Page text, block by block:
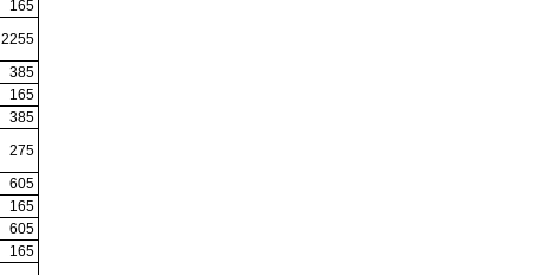
165
2255
385
165
385
275
605
165
605
165